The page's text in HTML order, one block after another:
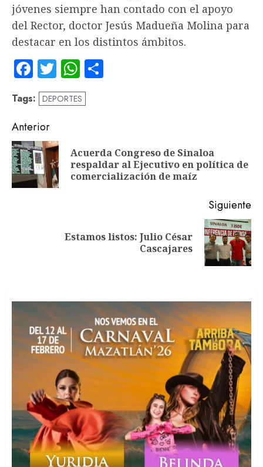
jóvenes siempre han contado con el apoyo
del Rector, doctor Jesús Madueña Molina para
destacar en los distintos ámbitos.
Facebook
TwitterWhatsApp
Tags: DEPORTES
Navegación
de
entradas
Anterior
Acuerda Congreso de Sinaloa
respaldar al Ejecutivo en política de
comercialización de maíz
Siguiente
Estamos listos: Julio César
Cascajares